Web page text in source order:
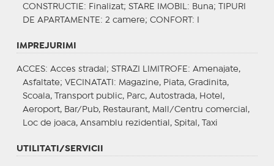
CONSTRUCTIE : Finalizat; STARE IMOBIL : Buna;
TIPURI
DE APARTAMENTE : 2 camere; CONFORT : I
IMPREJURIMI
ACCES: Acces stradal; STRAZI LIMITROFE : Amenajate,
Asfaltate; VECINATATI : Magazine, Piata, Gradinita,
Scoala, Transport public, Parc, Autostrada, Hotel,
Aeroport, Bar/Pub, Restaurant, Mall/Centru comercial,
Loc de joaca, Ansamblu rezidential, Spital, Taxi
UTILITATI/SERVICII